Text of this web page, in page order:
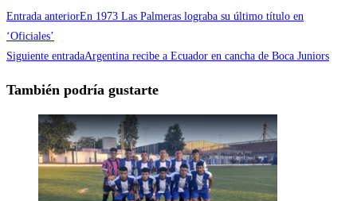
Entrada anteriorEn 1973 Las Palmeras lograba su último título en
‘Oficiales’
Siguiente entradaArgentina recibe a Ecuador en cancha de Boca Juniors
También podría gustarte